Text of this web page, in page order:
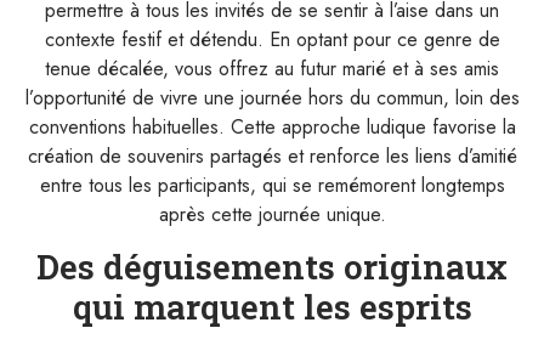
permettre à tous les invités de se sentir à l’aise dans un
contexte festif et détendu. En optant pour ce genre de
tenue décalée, vous offrez au futur marié et à ses amis
l’opportunité de vivre une journée hors du commun, loin des
conventions habituelles. Cette approche ludique favorise la
création de souvenirs partagés et renforce les liens d’amitié
entre tous les participants, qui se remémorent longtemps
après cette journée unique.
Des déguisements originaux
qui marquent les esprits